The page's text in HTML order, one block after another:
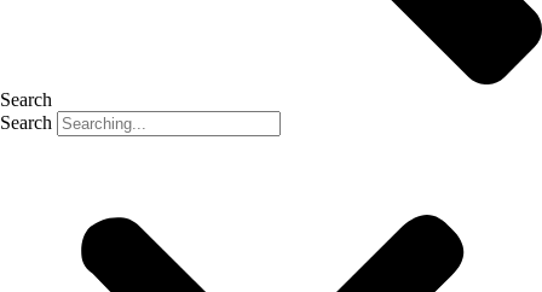
Search
Search